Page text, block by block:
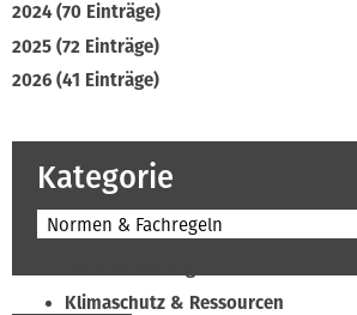
2024 (70 Einträge)
2025 (72 Einträge)
2026 (41 Einträge)
Kategorie
Normen & Fachregeln
Klimaschutz & Ressourcen